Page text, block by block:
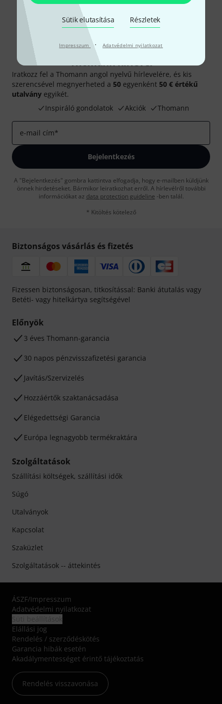
Sütik elutasítása Részletek
Impresszum · Adatvédelmi nyilatkozat
Thomann hírlevél
Iratkozz fel a Thomann angol nyelvű hírlevelére, és kis
szerencsével megnyerheted a 50 egyenként 50 € értékű
utalvány egyikét.
Inspiráló gondolatok
Akciók Thomann
e-mail cím*
Bejelentkezés
A "Bejelentkezés" gombra kattintva elfogadja, hogy e-mailben küldjünk
önnek hirdetéseket. Bármikor leiratkozhat erről. A hírlevélről további
információkat az data protection guideline -ben talál.
* Kitöltés kötelező
Biztonságos vásárlás és fizetés
Fizessen biztonságosan, titkosítással: Banki átutalás vagy
Betéti- vagy hitelkártya segítségével
Előnyök
3 éves Thomann-garancia
30 napos pénzvisszafizetési garancia
Javítás/Szervizelés
Hozzáértők szaktanácsadása
Elégedettségi Garancia
Európa legnagyobb termékraktára
Szolgáltatások
Szállítási költségek, szállítási idők
Súgó
Utalványok
Kapcsolat
Szaküzlet
Szolgáltatások -- áttekintés
ÁSZF/Impresszum
Adatvédelmi nyilatkozat
Elállási jog
Rendelés / szerződéskötés
Garancia hibák esetén
Akadálymentességet érintő tájékoztatás
Rendelés visszavonása